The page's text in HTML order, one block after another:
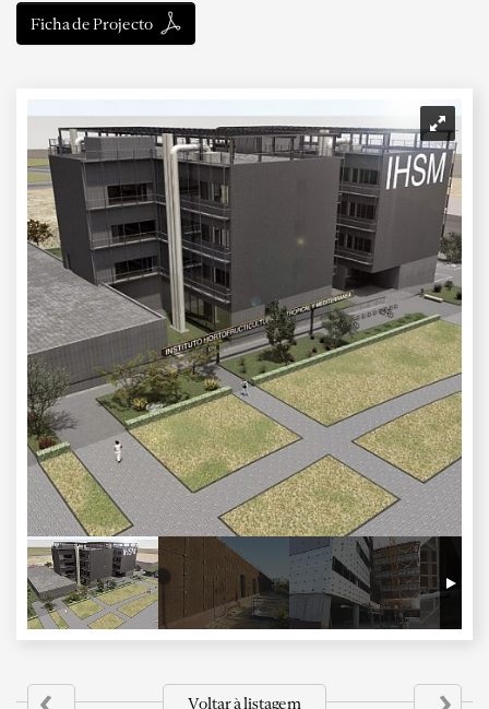
Ficha de Projecto
Voltar à listagem